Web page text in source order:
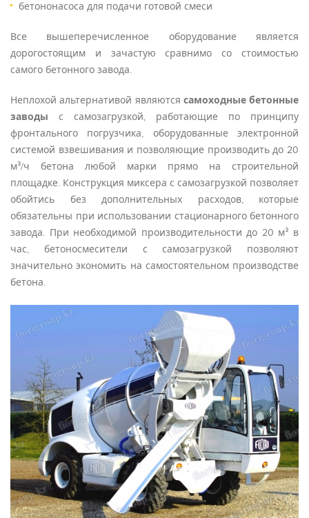
бетононасоса для подачи готовой смеси
Все вышеперечисленное оборудование является
дорогостоящим и зачастую сравнимо со стоимостью
самого бетонного завода.
Неплохой альтернативой являются самоходные бетонные
заводы с самозагрузкой, работающие по принципу
фронтального погрузчика, оборудованные электронной
системой взвешивания и позволяющие производить до 20
м³/ч бетона любой марки прямо на строительной
площадке. Конструкция миксера с самозагрузкой позволяет
обойтись без дополнительных расходов, которые
обязательны при использовании стационарного бетонного
завода. При необходимой производительности до 20 м³ в
час, бетоносмесители с самозагрузкой позволяют
значительно экономить на самостоятельном производстве
бетона.